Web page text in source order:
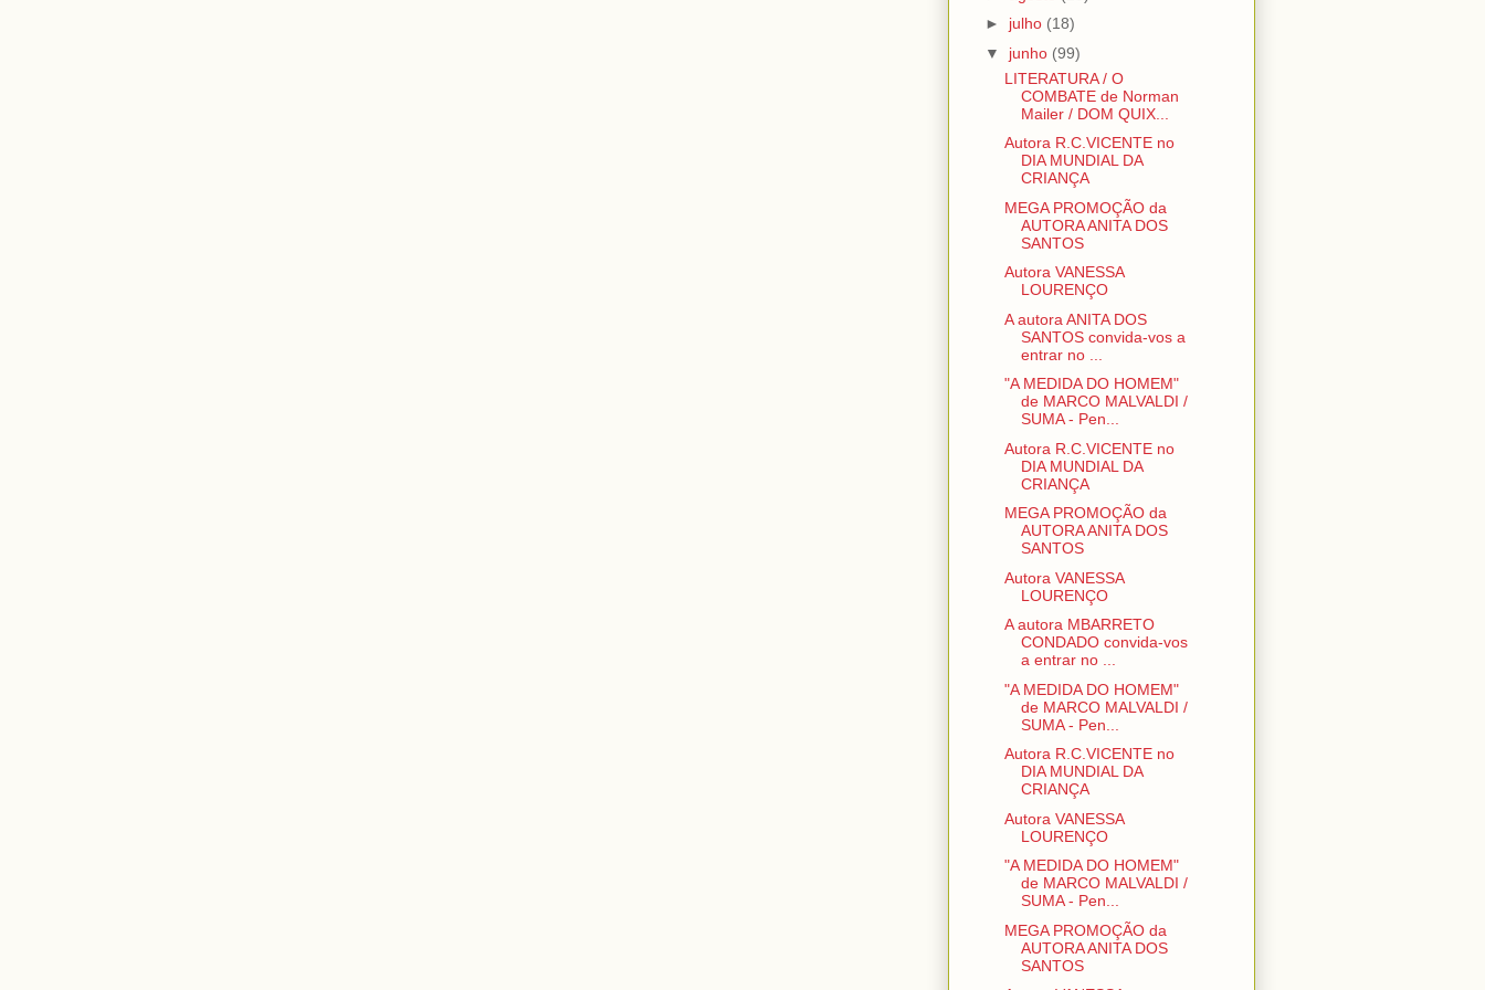
► julho (18)
▼ junho (99)
LITERATURA / O
COMBATE de Norman
Mailer / DOM QUIX...
Autora R.C.VICENTE no
DIA MUNDIAL DA
CRIANÇA
MEGA PROMOÇÃO da
AUTORA ANITA DOS
SANTOS
Autora VANESSA
LOURENÇO
A autora ANITA DOS
SANTOS convida-vos a
entrar no ...
"A MEDIDA DO HOMEM"
de MARCO MALVALDI /
SUMA - Pen...
Autora R.C.VICENTE no
DIA MUNDIAL DA
CRIANÇA
MEGA PROMOÇÃO da
AUTORA ANITA DOS
SANTOS
Autora VANESSA
LOURENÇO
A autora MBARRETO
CONDADO convida-vos
a entrar no ...
"A MEDIDA DO HOMEM"
de MARCO MALVALDI /
SUMA - Pen...
Autora R.C.VICENTE no
DIA MUNDIAL DA
CRIANÇA
Autora VANESSA
LOURENÇO
"A MEDIDA DO HOMEM"
de MARCO MALVALDI /
SUMA - Pen...
MEGA PROMOÇÃO da
AUTORA ANITA DOS
SANTOS